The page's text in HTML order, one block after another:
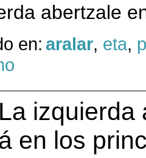
abertzale
en: aralar, eta,
izquierda
en los